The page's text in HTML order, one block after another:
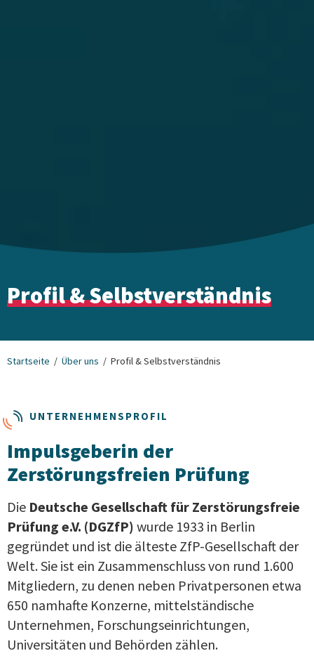
Profil & Selbstverständnis
Startseite Über uns Profil & Selbstverständnis
UNTERNEHMENSPROFIL
Impulsgeberin der
Zerstörungsfreien Prüfung
Die Deutsche Gesellschaft für Zerstörungsfreie
Prüfung e.V. (DGZfP) wurde 1933 in Berlin
gegründet und ist die älteste ZfP-Gesellschaft der
Welt. Sie ist ein Zusammenschluss von rund 1.600
Mitgliedern, zu denen neben Privatpersonen etwa
650 namhafte Konzerne, mittelständische
Unternehmen, Forschungseinrichtungen,
Universitäten und Behörden zählen.